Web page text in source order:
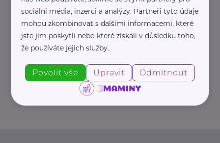
Oděvní banka je charitativní
organizace, která každoročně
poskytuje více ...
+420 702 019 159
info@odevnibanka.cz
sociální média, inzerci a analýzy. Partneři tyto údaje
mohou zkombinovat s dalšími informacemi, které
jste jim poskytli nebo které získali v důsledku toho,
že používáte jejich služby.
Povolit vše Upravit Odmítnout